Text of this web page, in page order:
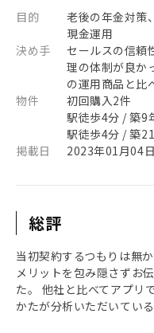
目的
老後の年金対策
現金運用
決め手
セールスの信頼
理の体制が良か
の運用商品と比
物件
初回購入2件
駅徒歩4分 / 築9
駅徒歩4分 / 築
掲載日
2023年01月04日
総評
当初契約するつもりは無
メリットを包み隠さずお
た。 他社と比べてアプリ
かたが分析いただいてい